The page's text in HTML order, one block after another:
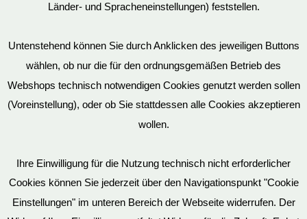
Mein Konto
Vertrag widerrufen
Impressum
Länder- und Spracheneinstellungen) feststellen.
Untenstehend können Sie durch Anklicken des jeweiligen Buttons
wählen, ob nur die für den ordnungsgemäßen Betrieb des
Webshops technisch notwendigen Cookies genutzt werden sollen
(Voreinstellung), oder ob Sie stattdessen alle Cookies akzeptieren
wollen.
Ihre Einwilligung für die Nutzung technisch nicht erforderlicher
Cookies können Sie jederzeit über den Navigationspunkt "Cookie
Einstellungen" im unteren Bereich der Webseite widerrufen. Der